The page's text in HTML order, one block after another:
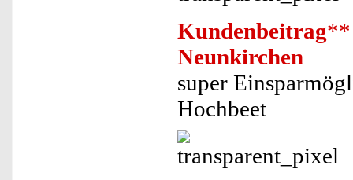
Kundenbeitrag**
Neunkirchen
super
Hochbeet